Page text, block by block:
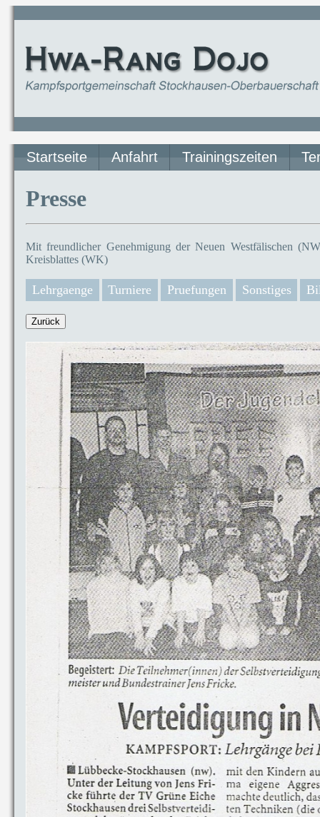
Startseite Anfahrt Trainingszeiten
Presse
Mit freundlicher Genehmigung der Neuen Westfälischen
Kreisblattes (WK)
Lehrgaenge Turniere Pruefungen Sonstiges